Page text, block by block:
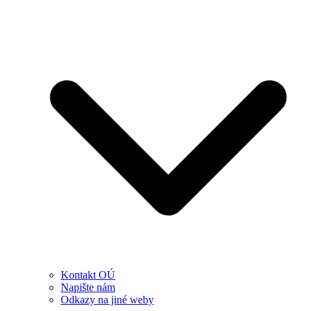
Kontakt OÚ
Napište nám
Odkazy na jiné weby